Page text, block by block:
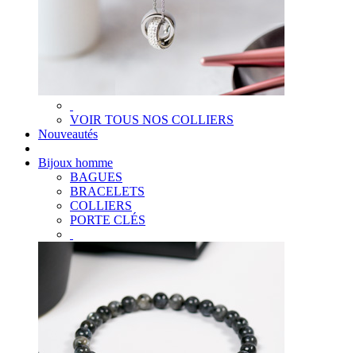
VOIR TOUS NOS COLLIERS
Nouveautés
Bijoux homme
BAGUES
BRACELETS
COLLIERS
PORTE CLÉS